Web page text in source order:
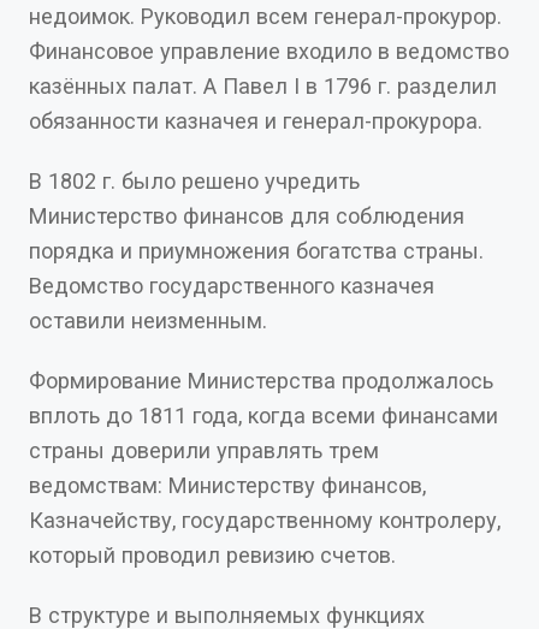
недоимок. Руководил всем генерал-прокурор.
Финансовое управление входило в ведомство
казённых палат. А Павел I в 1796 г. разделил
обязанности казначея и генерал-прокурора.
В 1802 г. было решено учредить
Министерство финансов для соблюдения
порядка и приумножения богатства страны.
Ведомство государственного казначея
оставили неизменным.
Формирование Министерства продолжалось
вплоть до 1811 года, когда всеми финансами
страны доверили управлять трем
ведомствам: Министерству финансов,
Казначейству, государственному контролеру,
который проводил ревизию счетов.
В структуре и выполняемых функциях